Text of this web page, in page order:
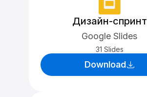
Дизайн-спринт
Google Slides
31 Slides
Download